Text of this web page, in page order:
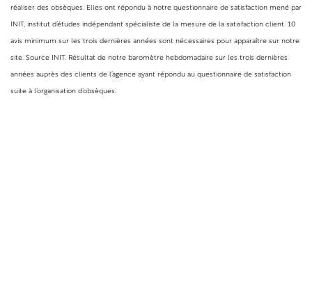
réaliser des obsèques. Elles ont répondu à notre questionnaire de satisfaction mené par
INIT, institut d’études indépendant spécialiste de la mesure de la satisfaction client. 10
avis minimum sur les trois dernières années sont nécessaires pour apparaître sur notre
site. Source INIT. Résultat de notre baromètre hebdomadaire sur les trois dernières
années auprès des clients de l’agence ayant répondu au questionnaire de satisfaction
suite à l’organisation d’obsèques.